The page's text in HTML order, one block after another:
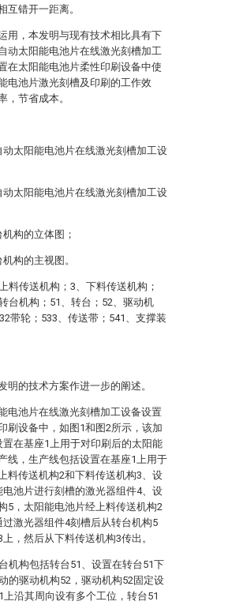
互错开一距离。
用，本发明与现有技术相比具有下
动太阳能电池片在线激光刻槽加工
在太阳能电池片柔性印刷设备中使
电池片激光刻槽及印刷的工作效
，节省成本。
太阳能电池片在线激光刻槽加工设
太阳能电池片在线激光刻槽加工设
构的立体图；
构的主视图。
料传送机构；3、下料传送机构；
台机构；51、转台；52、驱动机
带轮；533、传送带；541、支撑装
明的技术方案作进一步的阐述。
电池片在线激光刻槽加工设备设置
刷设备中，如图1和图2所示，该加
在基座1上用于对印刷后的太阳能
线，生产线包括设置在基座1上用于
料传送机构2和下料传送机构3、设
池片进行刻槽的激光器组件4、设
5，太阳能电池片经上料传送机构2
激光器组件4刻槽后从转台机构5
，然后从下料传送机构3传出。
机构包括转台51、设置在转台51下
的驱动机构52，驱动机构52固定设
沿其周向设有多个工位，转台51